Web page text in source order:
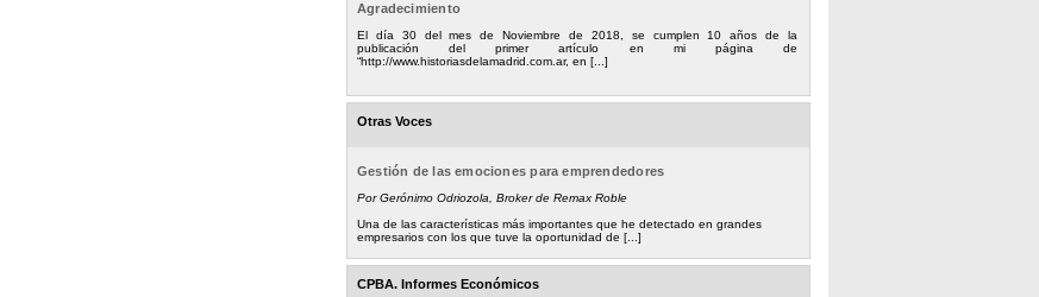
Agradecimiento
El día 30 del mes de Noviembre de 2018, se cumplen 10 años de la
publicación del primer artículo en mi página de
“http://www.historiasdelamadrid.com.ar, en [...]
Otras Voces
Gestión de las emociones para emprendedores
Por Gerónimo Odriozola, Broker de Remax Roble
Una de las características más importantes que he detectado en grandes
empresarios con los que tuve la oportunidad de [...]
CPBA. Informes Económicos